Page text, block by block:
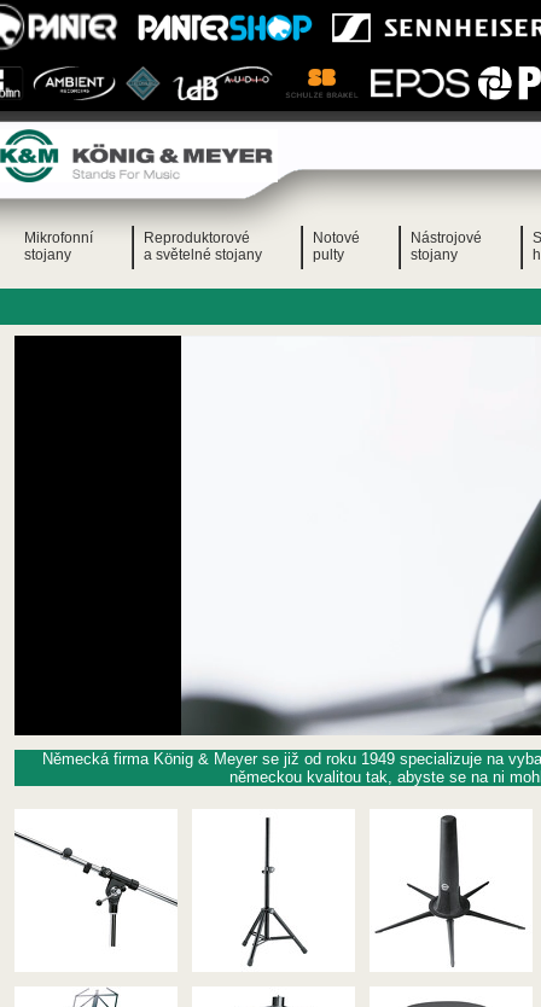
Německá firma König & Meyer se již od roku 1949 specializuje na
německou kvalitou tak, abyste se na ni
Mikrofonní
stojany
Reproduktorové
a světelné stojany
Notové
pulty
Nástrojové
stojany